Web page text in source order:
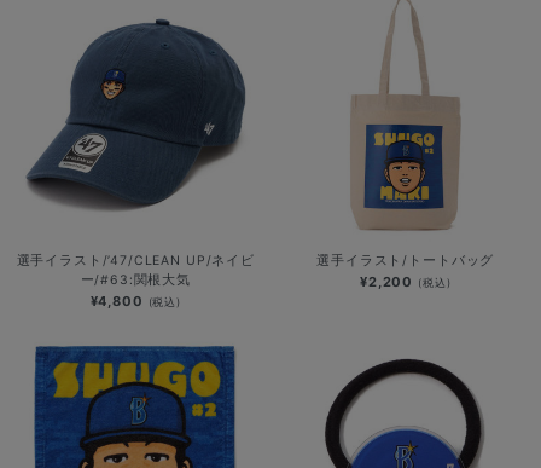
選手イラスト/’47/CLEAN UP/ネイビ
ー/#63:関根大気
¥4,800 (税込)
選手イラスト/トートバッグ
¥2,200 (税込)